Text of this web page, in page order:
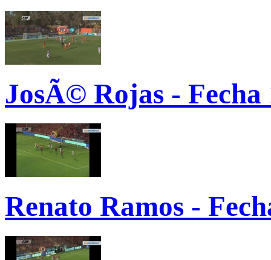
JosÃ© Rojas - Fecha
Renato Ramos -